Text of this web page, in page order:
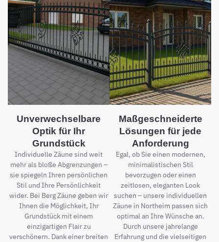
Unverwechselbare
Optik für Ihr
Grundstück
Individuelle Zäune sind weit
mehr als bloße Abgrenzungen –
sie spiegeln Ihren persönlichen
Stil und Ihre Persönlichkeit
wider. Bei Berg Zäune geben wir
Ihnen die Möglichkeit, Ihr
Grundstück mit einem
einzigartigen Flair zu
verschönern. Dank einer breiten
Maßgeschneiderte
Lösungen für jede
Anforderung
Egal, ob Sie einen modernen,
minimalistischen Stil
bevorzugen oder einen
zeitlosen, eleganten Look
suchen – unsere individuellen
Zäune in Northeim passen sich
optimal an Ihre Wünsche an.
Durch unsere jahrelange
Erfahrung und die vielseitigen